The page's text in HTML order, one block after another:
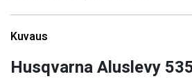
Kuvaus
Husqvarna Aluslevy